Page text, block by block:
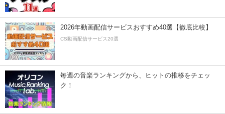
2026年動画配信サービスおすすめ40選【徹底比較】
CS動画配信サービス20選
毎週の音楽ランキングから、ヒットの推移をチェッ
ク！